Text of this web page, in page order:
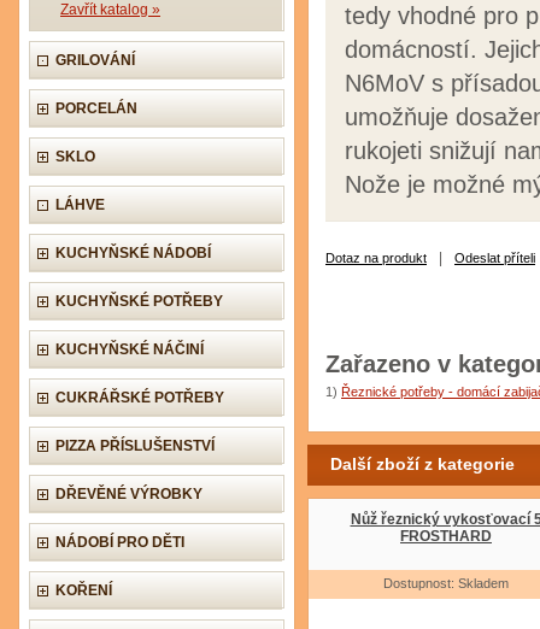
Zavřít katalog »
GRILOVÁNÍ
PORCELÁN
SKLO
LÁHVE
KUCHYŇSKÉ NÁDOBÍ
KUCHYŇSKÉ POTŘEBY
KUCHYŇSKÉ NÁČINÍ
CUKRÁŘSKÉ POTŘEBY
PIZZA PŘÍSLUŠENSTVÍ
DŘEVĚNÉ VÝROBKY
NÁDOBÍ PRO DĚTI
KOŘENÍ
tedy vhodné pro
domácností.
N6MoV s
umožňuje
rukojeti snižují
Nože je možné
Dotaz na produkt Odeslat příteli
Zařazeno v
1) Řeznické potřeby - domácí
Další zboží z kategorie
Nůž řeznický vykosťovací
FROSTHARD
Dostupnost: Skladem